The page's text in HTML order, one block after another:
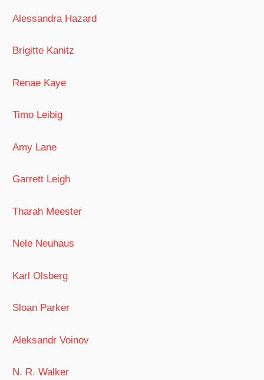
Alessandra Hazard
Brigitte Kanitz
Renae Kaye
Timo Leibig
Amy Lane
Garrett Leigh
Tharah Meester
Nele Neuhaus
Karl Olsberg
Sloan Parker
Aleksandr Voinov
N. R. Walker